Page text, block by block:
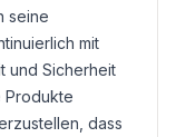
seine
mit
und Sicherheit
Produkte
dass